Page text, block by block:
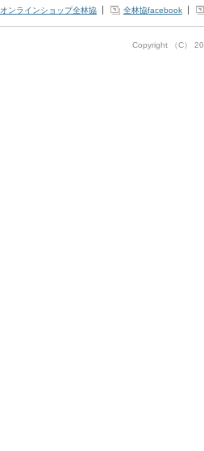
オンラインショップ全林協 全林協facebook
Copyright （C）